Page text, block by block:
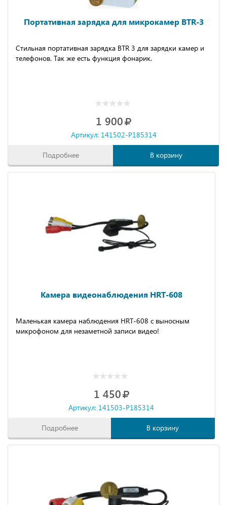
Портативная зарядка для микрокамер BTR-3
Стильная портативная зарядка BTR 3 для зарядки камер и
телефонов. Так же есть функция фонарик.
1 900
Артикул: 141502-P185314
Подробнее В корзину
Камера видеонаблюдения HRT-608
Маленькая камера наблюдения HRT-608 с выносным
микрофоном для незаметной записи видео!
1 450
Артикул: 141503-P185314
Подробнее В корзину